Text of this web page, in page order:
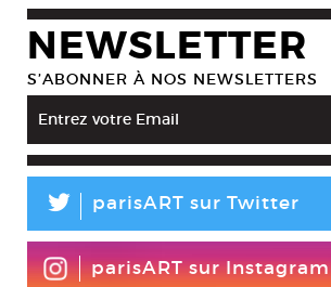
NEWSLETTER
S’ABONNER À NOS NEWSLETTERS
L parisART sur Twitter
parisART sur Instagram